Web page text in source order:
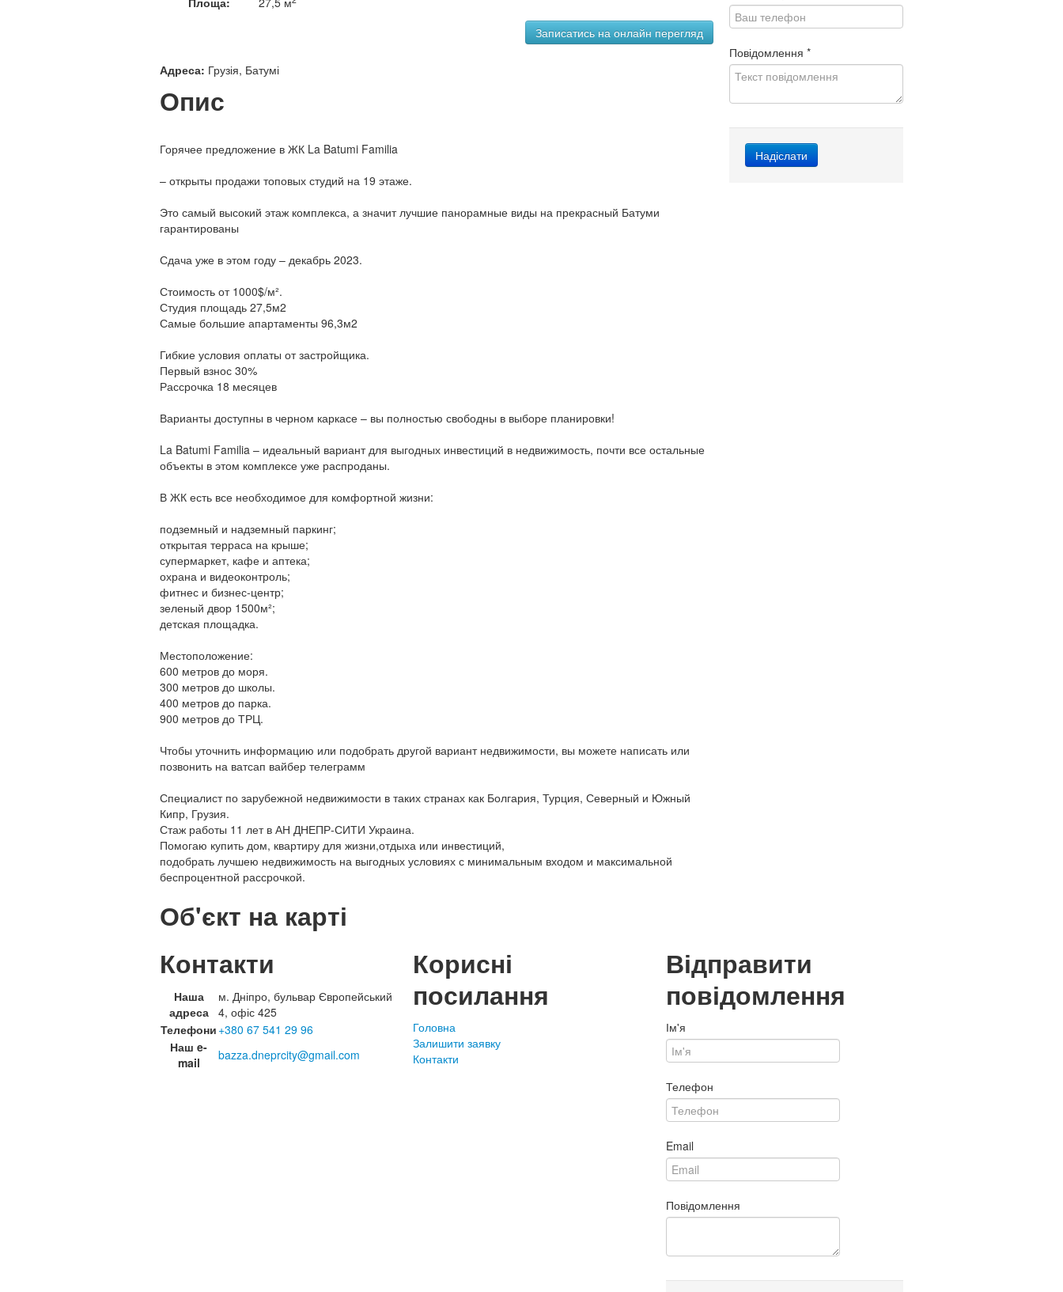
Адреса: Грузія, Батумі
Опис
Горячее предложение в ЖК La Batumi Familia
– открыты продажи топовых студий на 19 этаже.
Это самый высокий этаж комплекса, а значит лучшие панорамные виды на прекрасный Батуми
гарантированы
Сдача уже в этом году – декабрь 2023.
Стоимость от 1000$/м².
Студия площадь 27,5м2
Самые большие апартаменты 96,3м2
Гибкие условия оплаты от застройщика.
Первый взнос 30%
Рассрочка 18 месяцев
Варианты доступны в черном каркасе – вы полностью свободны в выборе планировки!
La Batumi Familia – идеальный вариант для выгодных инвестиций в недвижимость, почти все остальные
объекты в этом комплексе уже распроданы.
В ЖК есть все необходимое для комфортной жизни:
подземный и надземный паркинг;
открытая терраса на крыше;
супермаркет, кафе и аптека;
охрана и видеоконтроль;
фитнес и бизнес-центр;
зеленый двор 1500м²;
детская площадка.
Местоположение:
600 метров до моря.
300 метров до школы.
400 метров до парка.
900 метров до ТРЦ.
Чтобы уточнить информацию или подобрать другой вариант недвижимости, вы можете написать или
позвонить на ватсап вайбер телеграмм
Специалист по зарубежной недвижимости в таких странах как Болгария, Турция, Северный и Южный
Кипр, Грузия.
Стаж работы 11 лет в АН ДНЕПР-СИТИ Украина.
Помогаю купить дом, квартиру для жизни,отдыха или инвестиций,
подобрать лучшею недвижимость на выгодных условиях с минимальным входом и максимальной
беспроцентной рассрочкой.
Об'єкт на карті
Повідомлення *
Контакти
Наша
адреса
м. Дніпро, бульвар Європейський
4, офіс 425
Телефони +380 67 541 29 96
Наш e-
mail
bazza.dneprcity@gmail.com
Корисні
посилання
Головна
Залишити заявку
Контакти
Відправити
повідомлення
Ім'я
Телефон
Email
Повідомлення